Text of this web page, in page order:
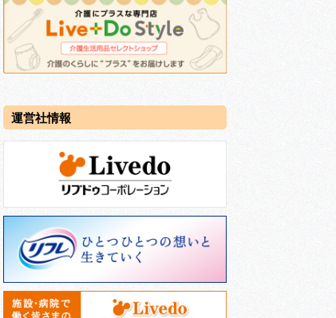
運営社情報